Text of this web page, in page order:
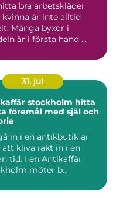
bra arbetskläder
kvinna är inte alltid
Många byxor i
är i första hand ...
31. jul
stockholm hitta
föremål med själ och
in i en antikbutik är
att kliva rakt in i en
tid. I en Antikaffär
möter b...